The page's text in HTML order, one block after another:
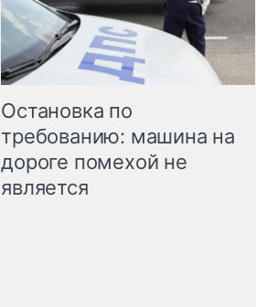
Остановка по
требованию: машина на
дороге помехой не
является